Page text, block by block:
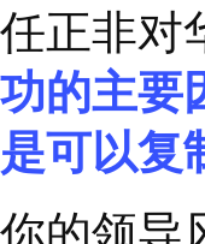
铸就卓
效” 两
任正非